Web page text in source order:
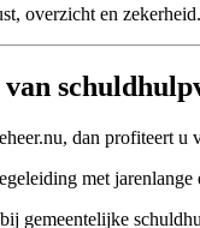
overzicht en
dan profiteert u
met jarenlange
gemeentelijke